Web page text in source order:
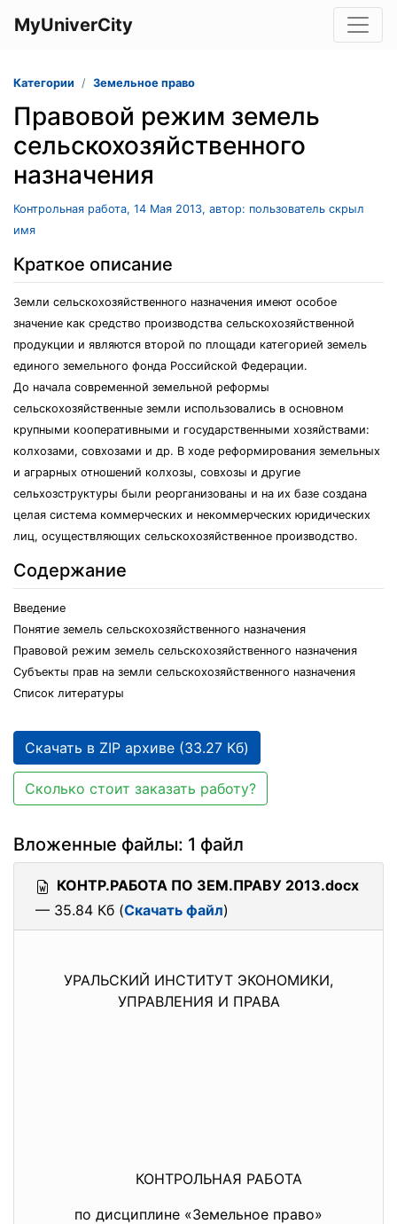
MyUniverCity
Категории Земельное право
Правовой режим земель
сельскохозяйственного
назначения
Контрольная работа, 14 Мая 2013, автор: пользователь скрыл
имя
Краткое описание
Земли сельскохозяйственного назначения имеют особое
значение как средство производства сельскохозяйственной
продукции и являются второй по площади категорией земель
единого земельного фонда Российской Федерации.
До начала современной земельной реформы
сельскохозяйственные земли использовались в основном
крупными кооперативными и государственными хозяйствами:
колхозами, совхозами и др. В ходе реформирования земельных
и аграрных отношений колхозы, совхозы и другие
сельхозструктуры были реорганизованы и на их базе создана
целая система коммерческих и некоммерческих юридических
лиц, осуществляющих сельскохозяйственное производство.
Содержание
Введение
Понятие земель сельскохозяйственного назначения
Правовой режим земель сельскохозяйственного назначения
Субъекты прав на земли сельскохозяйственного назначения
Список литературы
Скачать в ZIP архиве (33.27 Кб)
Сколько стоит заказать работу?
Вложенные файлы: 1 файл
КОНТР.РАБОТА ПО ЗЕМ.ПРАВУ 2013.docx
— 35.84 Кб (Скачать файл)
УРАЛЬСКИЙ ИНСТИТУТ ЭКОНОМИКИ,
УПРАВЛЕНИЯ И ПРАВА
КОНТРОЛЬНАЯ РАБОТА
по дисциплине «Земельное право»